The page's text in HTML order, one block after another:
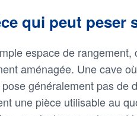
qui peut peser
espace de
aménagée. Une cave
généralement pas de
une pièce utilisable au